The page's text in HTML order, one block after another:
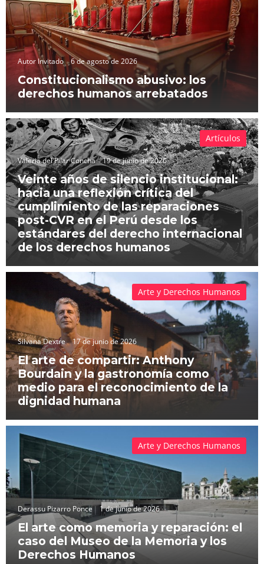
Autor Invitado 6 de agosto de 2026
Constitucionalismo abusivo: los
derechos humanos arrebatados
Valeria del Pilar Concha 19 de junio de 2026
Veinte años de silencio institucional:
hacia una reflexión crítica del
cumplimiento de las reparaciones
post-CVR en el Perú desde los
estándares del derecho internacional
de los derechos humanos
Artículos
Silvana Dextre 17 de junio de 2026
El arte de compartir: Anthony
Bourdain y la gastronomía como
medio para el reconocimiento de la
dignidad humana
Arte y Derechos Humanos
Derassu Pizarro Ponce 1 de junio de 2026
El arte como memoria y reparación: el
caso del Museo de la Memoria y los
Derechos Humanos
Arte y Derechos Humanos